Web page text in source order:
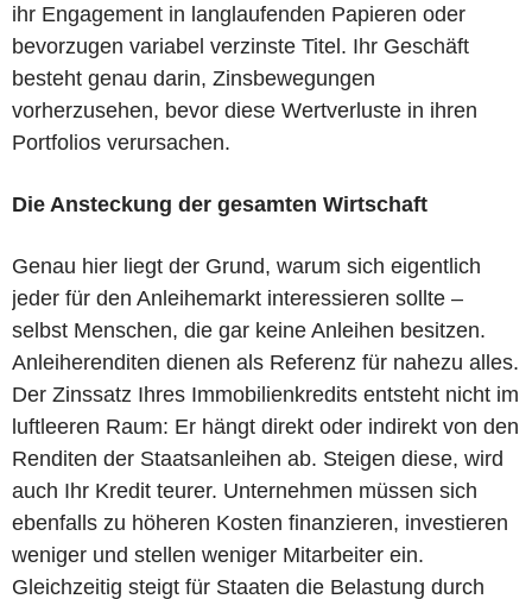
ihr Engagement in langlaufenden Papieren oder
bevorzugen variabel verzinste Titel. Ihr Geschäft
besteht genau darin, Zinsbewegungen
vorherzusehen, bevor diese Wertverluste in ihren
Portfolios verursachen.
Die Ansteckung der gesamten Wirtschaft
Genau hier liegt der Grund, warum sich eigentlich
jeder für den Anleihemarkt interessieren sollte –
selbst Menschen, die gar keine Anleihen besitzen.
Anleiherenditen dienen als Referenz für nahezu alles.
Der Zinssatz Ihres Immobilienkredits entsteht nicht im
luftleeren Raum: Er hängt direkt oder indirekt von den
Renditen der Staatsanleihen ab. Steigen diese, wird
auch Ihr Kredit teurer. Unternehmen müssen sich
ebenfalls zu höheren Kosten finanzieren, investieren
weniger und stellen weniger Mitarbeiter ein.
Gleichzeitig steigt für Staaten die Belastung durch